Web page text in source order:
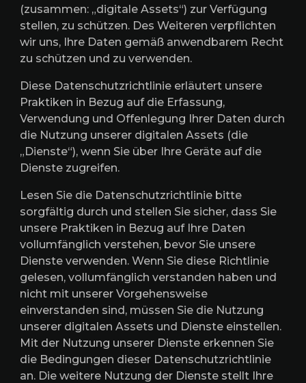
(zusammen: „digitale Assets“) zur Verfügung
stellen, zu schützen. Des Weiteren verpflichten
wir uns, Ihre Daten gemäß anwendbarem Recht
zu schützen und zu verwenden.
Diese Datenschutzrichtlinie erläutert unsere
Praktiken in Bezug auf die Erfassung,
Verwendung und Offenlegung Ihrer Daten durch
die Nutzung unserer digitalen Assets (die
„Dienste“), wenn Sie über Ihre Geräte auf die
Dienste zugreifen.
Lesen Sie die Datenschutzrichtlinie bitte
sorgfältig durch und stellen Sie sicher, dass Sie
unsere Praktiken in Bezug auf Ihre Daten
vollumfänglich verstehen, bevor Sie unsere
Dienste verwenden. Wenn Sie diese Richtlinie
gelesen, vollumfänglich verstanden haben und
nicht mit unserer Vorgehensweise
einverstanden sind, müssen Sie die Nutzung
unserer digitalen Assets und Dienste einstellen.
Mit der Nutzung unserer Dienste erkennen Sie
die Bedingungen dieser Datenschutzrichtlinie
an. Die weitere Nutzung der Dienste stellt Ihre